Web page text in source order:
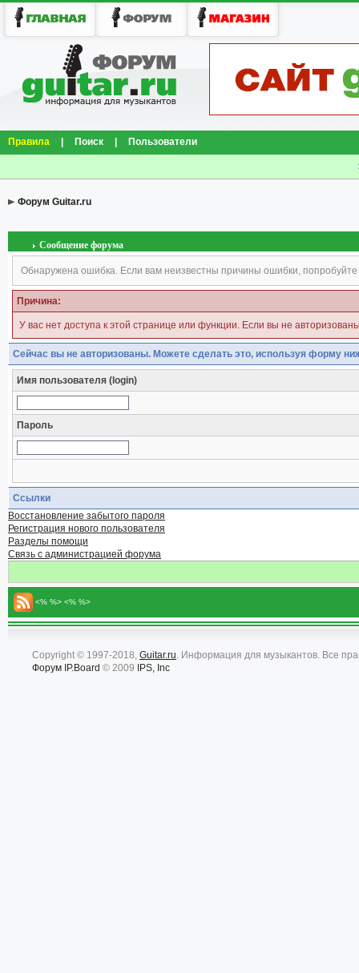
Правила Поиск Пользователи
Форум Guitar.ru
Сообщение форума
Обнаружена ошибка. Если вам неизвестны причины ошибки, попробуйте
Причина:
У вас нет доступа к этой странице или функции. Если вы не
Сейчас вы не авторизованы. Можете сделать это, используя форму
Имя пользователя (login)
Пароль
Ссылки
Восстановление забытого пароля
Регистрация нового пользователя
Разделы помощи
Связь с администрацией форума
<% %> <% %>
Copyright © 1997-2018, Guitar.ru. Информация для музыкантов. Все
Форум IP.Board © 2009 IPS, Inc